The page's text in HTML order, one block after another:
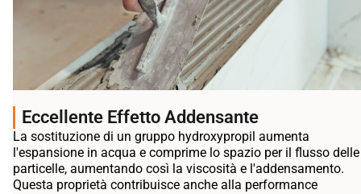
Eccellente Effetto Addensante
La sostituzione di un gruppo hydroxypropil aumenta
l'espansione in acqua e comprime lo spazio per il flusso delle
particelle, aumentando così la viscosità e l'addensamento.
Questa proprietà contribuisce anche alla performance